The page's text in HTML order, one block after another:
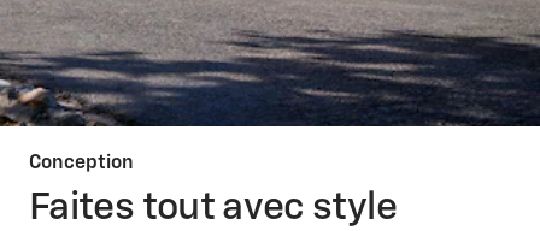
Conception
Faites tout avec style